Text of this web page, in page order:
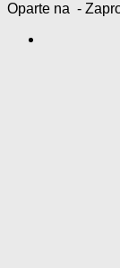
Oparte na -